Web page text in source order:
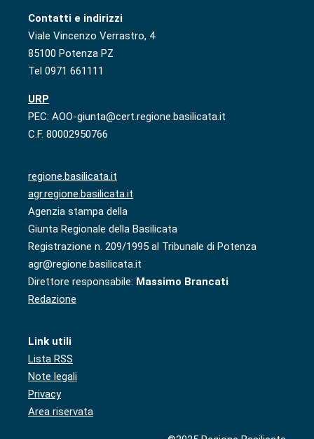
Contatti e indirizzi
Viale Vincenzo Verrastro, 4
85100 Potenza PZ
Tel 0971 661111
URP
PEC: AOO-giunta@cert.regione.basilicata.it
C.F. 80002950766
regione.basilicata.it
agr.regione.basilicata.it
Agenzia stampa della
Giunta Regionale della Basilicata
Registrazione n. 209/1995 al Tribunale di Potenza
agr@regione.basilicata.it
Direttore responsabile: Massimo Brancati
Redazione
Link utili
Lista RSS
Note legali
Privacy
Area riservata